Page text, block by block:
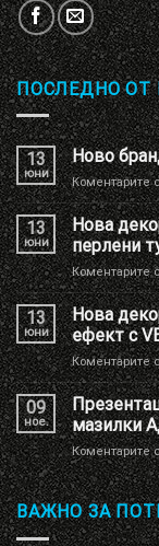
ПОСЛЕДНО ОТ
13
юни
Ново
Коментарите
13
юни
Нова
перлени
Коментарите
13
юни
Нова
ефект с
Коментарите
09
ное.
мазилки
Коментарите
ВАЖНО ЗА